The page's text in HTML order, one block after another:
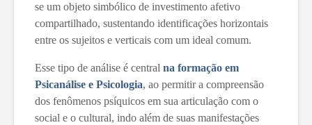
se um objeto simbólico de investimento afetivo
compartilhado, sustentando identificações horizontais
entre os sujeitos e verticais com um ideal comum.
Esse tipo de análise é central na formação em
Psicanálise e Psicologia, ao permitir a compreensão
dos fenômenos psíquicos em sua articulação com o
social e o cultural, indo além de suas manifestações